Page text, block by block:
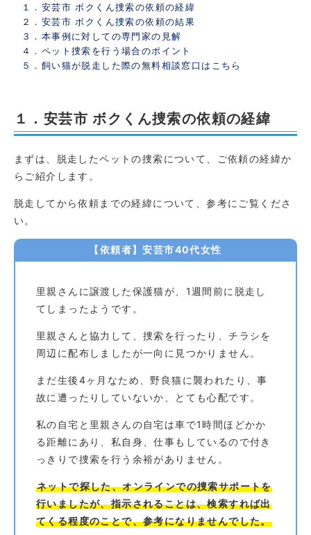
１．安芸市 ボクくん捜索の依頼の経緯
２．安芸市 ボクくん捜索の依頼の結果
３．本事例に対しての専門家の見解
４．ペット捜索を行う場合のポイント
５．飼い猫が脱走した際の無料相談窓口はこちら
１．安芸市 ボクくん捜索の依頼の経緯
まずは、脱走したペットの捜索について、ご依頼の経緯か
らご紹介します。
脱走してから依頼までの経緯について、参考にご覧くださ
い。
【依頼者】安芸市40代女性
里親さんに譲渡した保護猫が、1週間前に脱走し
てしまったようです。
里親さんと協力して、捜索を行ったり、チラシを
周辺に配布しましたが一向に見つかりません。
まだ生後4ヶ月なため、野良猫に襲われたり、事
故に遭ったりしていないか、とても心配です。
私の自宅と里親さんの自宅は車で1時間ほどかか
る距離にあり、私自身、仕事もしているので付き
っきりで捜索を行う余裕がありません。
ネットで探した、オンラインでの捜索サポートを
行いましたが、指示されることは、検索すれば出
てくる程度のことで、参考になりませんでした。